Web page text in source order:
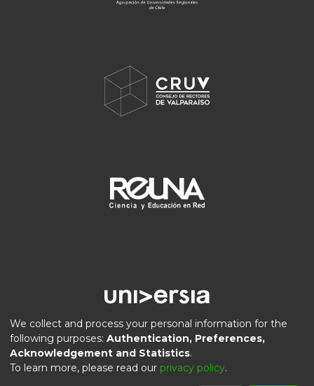
DSpace software copyright © 2002-2026
We collect and process your personal information for the
following purposes: Authentication, Preferences,
Acknowledgement and Statistics.
To learn more, please read our privacy policy.